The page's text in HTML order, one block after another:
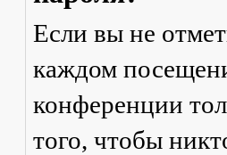
Если вы не
каждом
конференции
того, чтобы